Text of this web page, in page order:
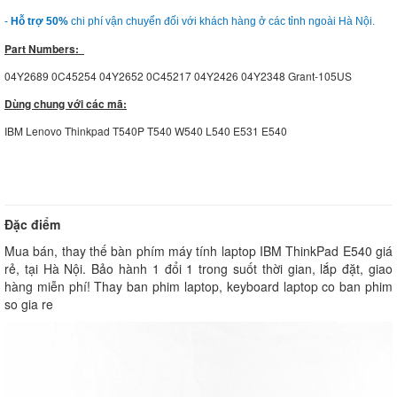
- Hỗ trợ 50% chi phí vận chuyển đối với khách hàng ở các tỉnh ngoài Hà Nội.
Part Numbers:
04Y2689 0C45254 04Y2652 0C45217 04Y2426 04Y2348 Grant-105US
Dùng chung với các mã:
IBM Lenovo Thinkpad T540P T540 W540 L540 E531 E540
Đặc điểm
Mua bán, thay thế bàn phím máy tính laptop IBM ThinkPad E540 giá
rẻ, tại Hà Nội. Bảo hành 1 đổi 1 trong suốt thời gian, lắp đặt, giao
hàng miễn phí! Thay ban phim laptop, keyboard laptop co ban phim
so gia re